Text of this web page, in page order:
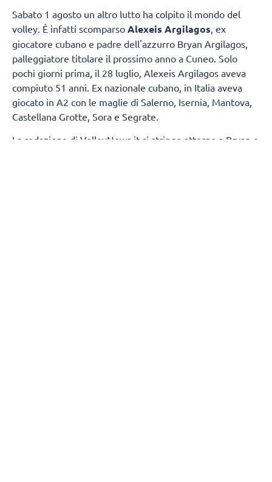
Sabato 1 agosto un altro lutto ha colpito il mondo del
volley. È infatti scomparso Alexeis Argilagos , ex
giocatore cubano e padre dell'azzurro Bryan Argilagos,
palleggiatore titolare il prossimo anno a Cuneo. Solo
pochi giorni prima, il 28 luglio, Alexeis Argilagos aveva
compiuto 51 anni. Ex nazionale cubano, in Italia aveva
giocato in A2 con le maglie di Salerno, Isernia, Mantova,
Castellana Grotte, Sora e Segrate.
La redazione di VolleyNews.it si stringe attorno a Bryan e